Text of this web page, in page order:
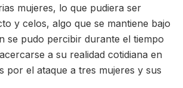
mujeres, lo que pudiera ser
y celos, algo que se mantiene bajo
se pudo percibir durante el tiempo
a su realidad cotidiana en
por el ataque a tres mujeres y sus